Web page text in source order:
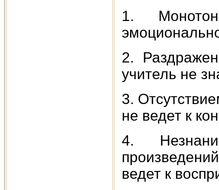
1.
2.
учитель не
3.
не ведет к
4.
ведет к